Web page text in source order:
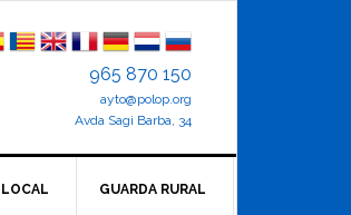
965 870 150
ayto@polop.org
Avda Sagi Barba, 34
GUARDA RURAL